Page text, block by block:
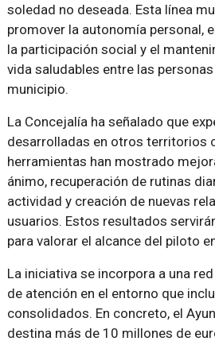
soledad no deseada. Esta línea
promover la autonomía personal,
la participación social y el
vida saludables entre las
municipio.
La Concejalía ha señalado que
desarrolladas en otros territorios
herramientas han mostrado
ánimo, recuperación de rutinas
actividad y creación de nuevas
usuarios. Estos resultados
para valorar el alcance del piloto
La iniciativa se incorpora a una
de atención en el entorno que
consolidados. En concreto, el
destina más de 10 millones de